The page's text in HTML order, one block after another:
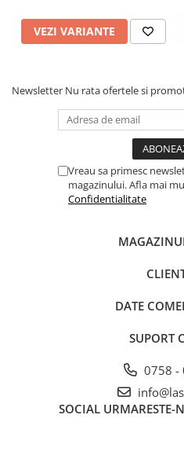
VEZI VARIANTE
Newsletter Nu rata ofertele si
Vreau sa primesc
magazinului. Afla mai
Confidentialitate
DATE
SUPORT
0758 -
SOCIAL URMARESTE-